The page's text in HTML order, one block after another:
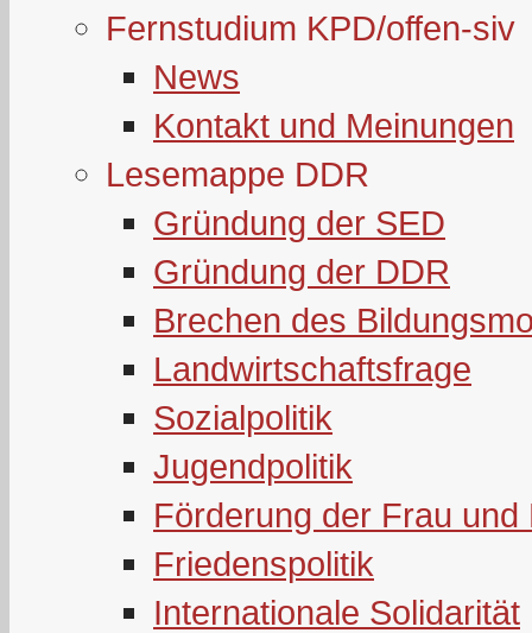
Fernstudium KPD/offen-siv
News
Kontakt und Meinungen
Lesemappe DDR
Gründung der SED
Gründung der DDR
Brechen des
Landwirtschaftsfrage
Sozialpolitik
Jugendpolitik
Förderung der Frau und
Friedenspolitik
Internationale Solidarität